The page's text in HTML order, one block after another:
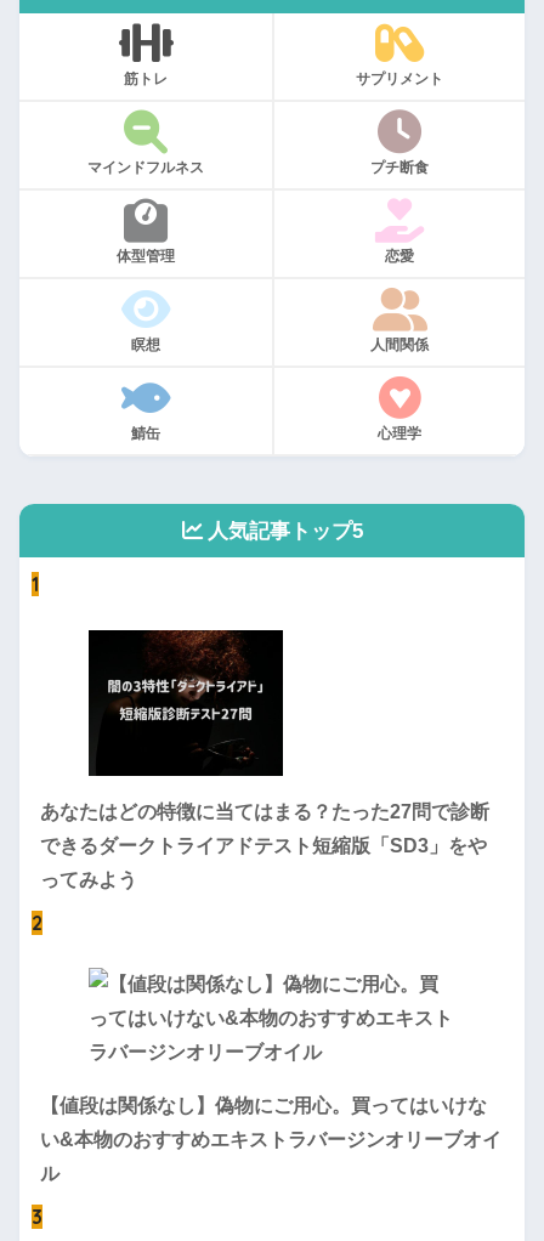
筋トレ サプリメント
マインドフルネス プチ断食
体型管理 恋愛
瞑想 人間関係
鯖缶 心理学
人気記事トップ5
1
あなたはどの特徴に当てはまる？たった27問で診断
できるダークトライアドテスト短縮版「SD3」をや
ってみよう
2
【値段は関係なし】偽物にご用心。買ってはいけな
い&本物のおすすめエキストラバージンオリーブオイ
ル
3